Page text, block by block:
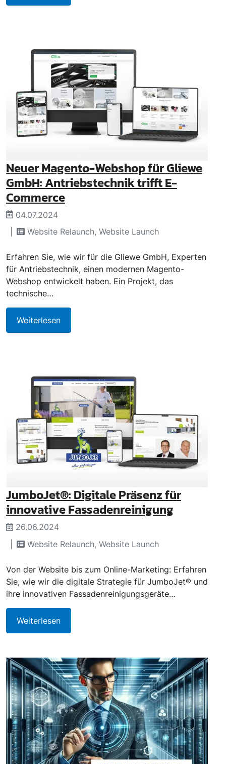
Neuer Magento-Webshop für Gliewe
GmbH: Antriebstechnik trifft E-
Commerce
04.07.2024
Website Relaunch, Website Launch
Erfahren Sie, wie wir für die Gliewe GmbH, Experten
für Antriebstechnik, einen modernen Magento-
Webshop entwickelt haben. Ein Projekt, das
technische…
Weiterlesen
JumboJet®: Digitale Präsenz für
innovative Fassadenreinigung
26.06.2024
Website Relaunch, Website Launch
Von der Website bis zum Online-Marketing: Erfahren
Sie, wie wir die digitale Strategie für JumboJet® und
ihre innovativen Fassadenreinigungsgeräte…
Weiterlesen